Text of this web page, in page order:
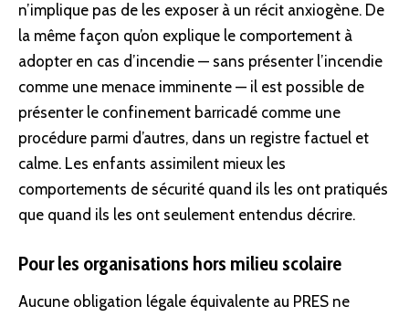
n’implique pas de les exposer à un récit anxiogène. De
la même façon qu’on explique le comportement à
adopter en cas d’incendie — sans présenter l’incendie
comme une menace imminente — il est possible de
présenter le confinement barricadé comme une
procédure parmi d’autres, dans un registre factuel et
calme. Les enfants assimilent mieux les
comportements de sécurité quand ils les ont pratiqués
que quand ils les ont seulement entendus décrire.
Pour les organisations hors milieu scolaire
Aucune obligation légale équivalente au PRES ne